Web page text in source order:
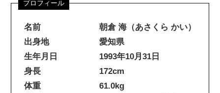
名前 朝倉 海（あさくら かい）
出身地 愛知県
生年月日 1993年10月31日
身長 172cm
体重 61.0kg